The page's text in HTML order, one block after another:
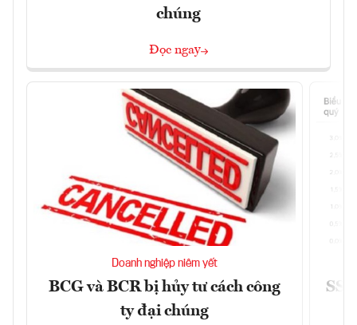
chúng
Đọc ngay
Doanh nghiệp niêm yết
BCG và BCR bị hủy tư cách công
ty đại chúng
SSI